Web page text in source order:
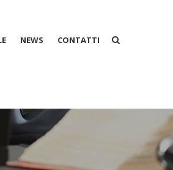
NEWS CONTATTI